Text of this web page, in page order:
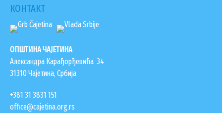
КОНТАКТ
ОПШТИНА ЧАЈЕТИНА
Александра Карађорђевића 34
31310 Чајетина, Србија
+381 31 3831 151
office@cajetina.org.rs